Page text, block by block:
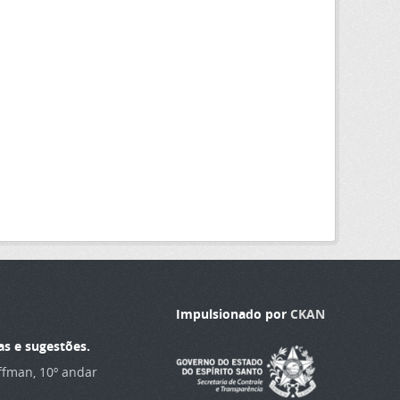
e sugestões.
10º andar
Impulsionado por CKAN